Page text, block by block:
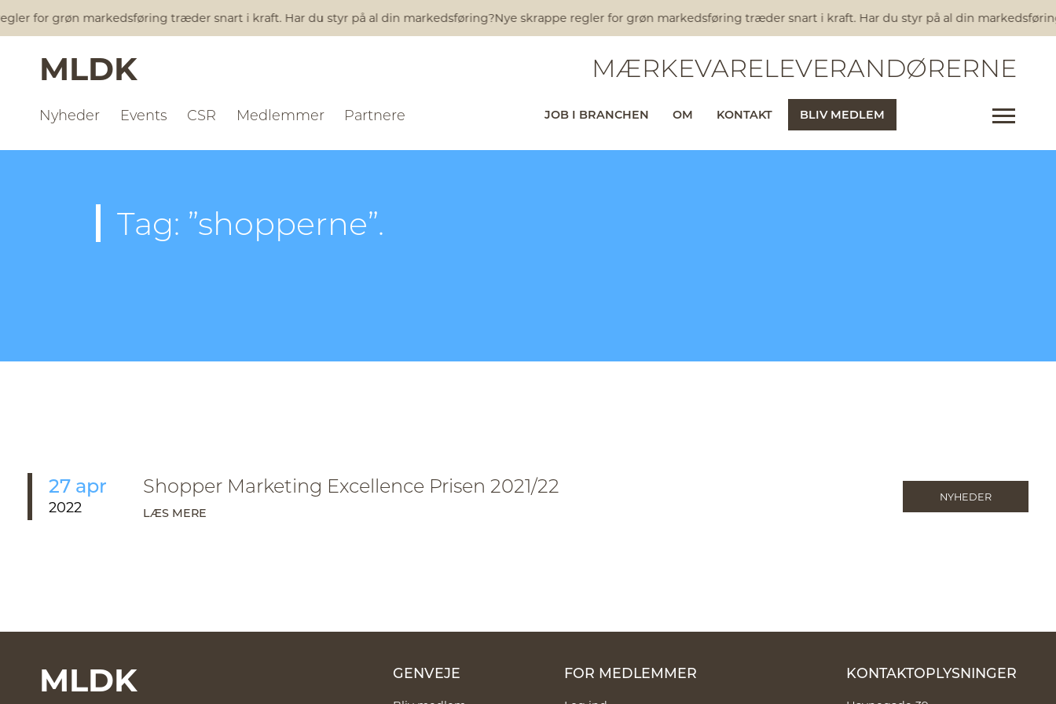
for grøn markedsføring træder snart i kraft. Har du styr på al din markedsføring?Nye skrappe regler for grøn markedsføring træder snart i kraft. Har du styr på al din
MLDK MÆRKEVARELEVERANDØRERNE
Nyheder Events CSR Medlemmer Partnere JOB I BRANCHEN OM KONTAKT BLIV MEDLEM
Tag: ”shopperne”.
27 apr
2022
Shopper Marketing Excellence Prisen 2021/22
LÆS MERE
NYHEDER
MLDK GENVEJE FOR MEDLEMMER KONTAKTOPLYSNINGER